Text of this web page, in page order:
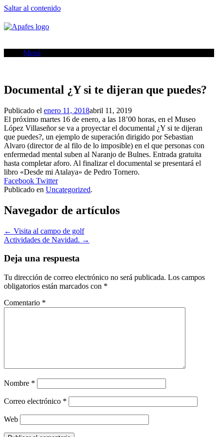
Saltar al contenido
Menú
Documental ¿Y si te dijeran que puedes?
Publicado el enero 11, 2018abril 11, 2019
El próximo martes 16 de enero, a las 18’00 horas, en el Museo
López Villaseñor se va a proyectar el documental ¿Y si te dijeran
que puedes?, un ejemplo de superación dirigido por Sebastian
Alvaro (director de al filo de lo imposible) en el que personas con
enfermedad mental suben al Naranjo de Bulnes. Entrada gratuita
hasta completar aforo. Al finalizar el documental se presentará el
libro «Desde mi Atalaya» de Pedro Tornero.
Facebook Twitter
Publicado en Uncategorized.
Navegador de artículos
← Visita al campo de golf
Actividades de Navidad. →
Deja una respuesta
Tu dirección de correo electrónico no será publicada. Los campos
obligatorios están marcados con *
Comentario *
Nombre *
Correo electrónico *
Web